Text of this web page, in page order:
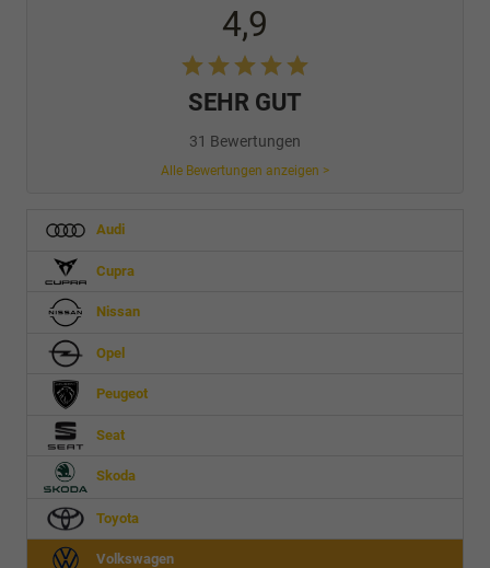
4,9
SEHR GUT
31 Bewertungen
Alle Bewertungen anzeigen >
Audi
Cupra
Nissan
Opel
Peugeot
Seat
Skoda
Toyota
Volkswagen